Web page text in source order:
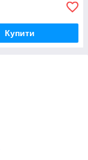
Купити